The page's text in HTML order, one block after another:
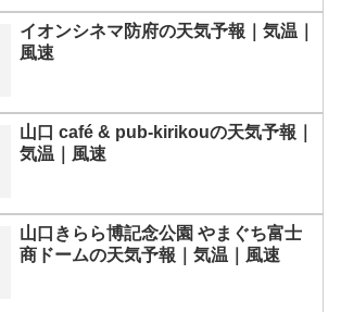
イオンシネマ防府の天気予報｜気温｜
風速
山口 café & pub-kirikouの天気予報｜
気温｜風速
山口きらら博記念公園 やまぐち富士
商ドームの天気予報｜気温｜風速